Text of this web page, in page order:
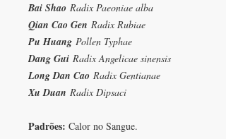
Bai Shao Radix Paeoniae alba
Qian Cao Gen Radix Rubiae
Pu Huang Pollen Typhae
Dang Gui Radix Angelicae sinensis
Long Dan Cao Radix Gentianae
Xu Duan Radix Dipsaci
Padrões: Calor no Sangue.